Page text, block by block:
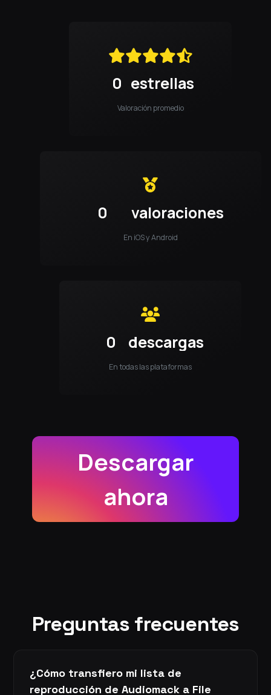
0 estrellas
Valoración promedio
0 valoraciones
En iOS y Android
0 descargas
En todas las plataformas
Descargar
ahora
Preguntas frecuentes
¿Cómo transfiero mi lista de
reproducción de Audiomack a File